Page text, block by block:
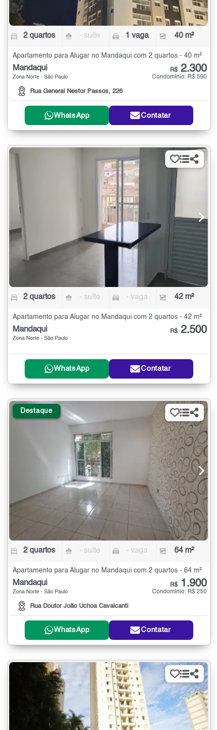
2 quartos - suíte 1 vaga 40 m²
Apartamento para Alugar no Mandaqui com 2 quartos - 40 m²
Mandaqui
Zona Norte - São Paulo
Rua General Nestor Passos, 226
R$ 2.300
Condomínio: R$ 590
WhatsApp Contatar
2 quartos - suíte - vaga 42 m²
Apartamento para Alugar no Mandaqui com 2 quartos - 42 m²
Mandaqui
Zona Norte - São Paulo
R$ 2.500
WhatsApp Contatar
Destaque
2 quartos - suíte - vaga 64 m²
Apartamento para Alugar no Mandaqui com 2 quartos - 64 m²
Mandaqui
Zona Norte - São Paulo
Rua Doutor João Uchoa Cavalcanti
R$ 1.900
Condomínio: R$ 250
WhatsApp Contatar